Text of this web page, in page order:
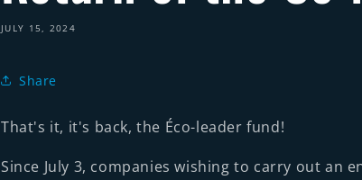
JULY 15, 2024
Share
That's it, it's back, the Éco-leader fund!
Since July 3, companies wishing to carry out an